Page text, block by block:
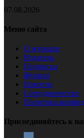
07.08.2026
Меню сайта
О журнале
Издатель
Подписка
Журнал
Новости
Сотрудничество
Политика
Присоединяйтесь к